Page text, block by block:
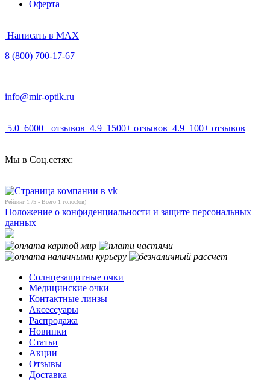
Оферта
Написать в MAX
8 (800) 700-17-67
info@mir-optik.ru
5.0 6000+ отзывов 4.9 1500+ отзывов 4.9 100+ отзывов
Мы в Соц.сетях:
Рейтинг 1 /5 - Всего 1 голос(ов)
Положение о конфиденциальности и защите персональных
данных
Солнцезащитные очки
Медицинские очки
Контактные линзы
Аксессуары
Распродажа
Новинки
Статьи
Акции
Отзывы
Доставка